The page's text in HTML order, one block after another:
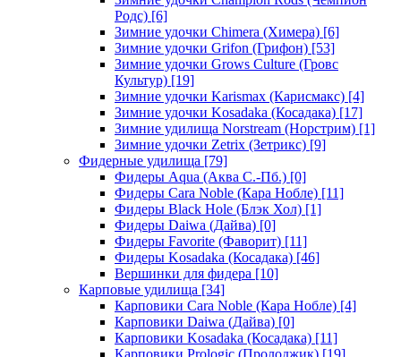
Родс) [6]
Зимние удочки Chimera (Химера) [6]
Зимние удочки Grifon (Грифон) [53]
Зимние удочки Grows Culture (Гровс
Культур) [19]
Зимние удочки Karismax (Карисмакс) [4]
Зимние удочки Kosadaka (Косадака) [17]
Зимние удилища Norstream (Норстрим) [1]
Зимние удочки Zetrix (Зетрикс) [9]
Фидерные удилища [79]
Фидеры Aqua (Аква С.-Пб.) [0]
Фидеры Cara Noble (Кара Нобле) [11]
Фидеры Black Hole (Блэк Хол) [1]
Фидеры Daiwa (Дайва) [0]
Фидеры Favorite (Фаворит) [11]
Фидеры Kosadaka (Косадака) [46]
Вершинки для фидера [10]
Карповые удилища [34]
Карповики Cara Noble (Кара Нобле) [4]
Карповики Daiwa (Дайва) [0]
Карповики Kosadaka (Косадака) [11]